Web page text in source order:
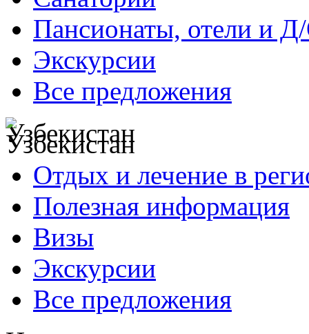
Пансионаты, отели и
Экскурсии
Все предложения
Узбекистан
Отдых и лечение в
Полезная информация
Визы
Экскурсии
Все предложения